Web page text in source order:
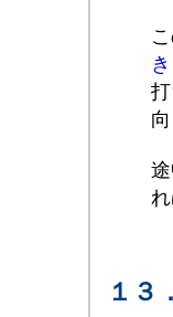
き
向
１３